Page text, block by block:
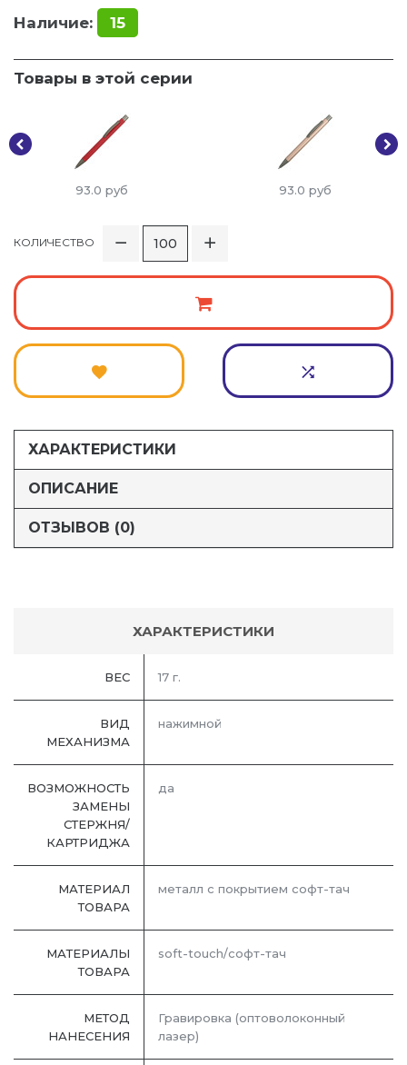
Наличие: 15
Товары в этой серии
93.0 руб 93.0 руб
КОЛИЧЕСТВО
ХАРАКТЕРИСТИКИ
ОПИСАНИЕ
ОТЗЫВОВ (0)
ХАРАКТЕРИСТИКИ
ВЕС 17 г.
ВИД
МЕХАНИЗМА
нажимной
ВОЗМОЖНОСТЬ
ЗАМЕНЫ
СТЕРЖНЯ/
КАРТРИДЖА
да
МАТЕРИАЛ
ТОВАРА
металл с покрытием софт-тач
МАТЕРИАЛЫ
ТОВАРА
soft-touch/софт-тач
МЕТОД
НАНЕСЕНИЯ
Гравировка (оптоволоконный
лазер)